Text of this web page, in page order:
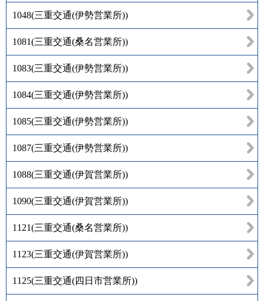
1048(三重交通(伊勢営業所))
1081(三重交通(桑名営業所))
1083(三重交通(伊勢営業所))
1084(三重交通(伊勢営業所))
1085(三重交通(伊勢営業所))
1087(三重交通(伊勢営業所))
1088(三重交通(伊賀営業所))
1090(三重交通(伊賀営業所))
1121(三重交通(桑名営業所))
1123(三重交通(伊賀営業所))
1125(三重交通(四日市営業所))